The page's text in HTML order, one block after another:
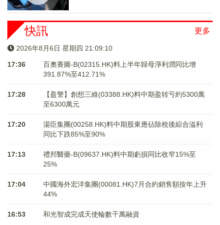
更多
快訊
2026年8月6日 星期四 21:09:10
17:36
百奧賽圖-B(02315.HK)料上半年歸母淨利潤同比增
391.87%至412.71%
17:28
【盈警】創想三維(03388.HK)料中期盈转亏約5300萬
至6300萬元
17:20
湯臣集團(00258.HK)料中期股東應佔除稅後綜合溢利
同比下跌85%至90%
17:13
禮邦醫藥-B(09637.HK)料中期虧損同比收窄15%至
25%
17:04
中國海外宏洋集團(00081.HK)7月合約銷售額按年上升
44%
16:53 和光智成完成天使輪數千萬融資